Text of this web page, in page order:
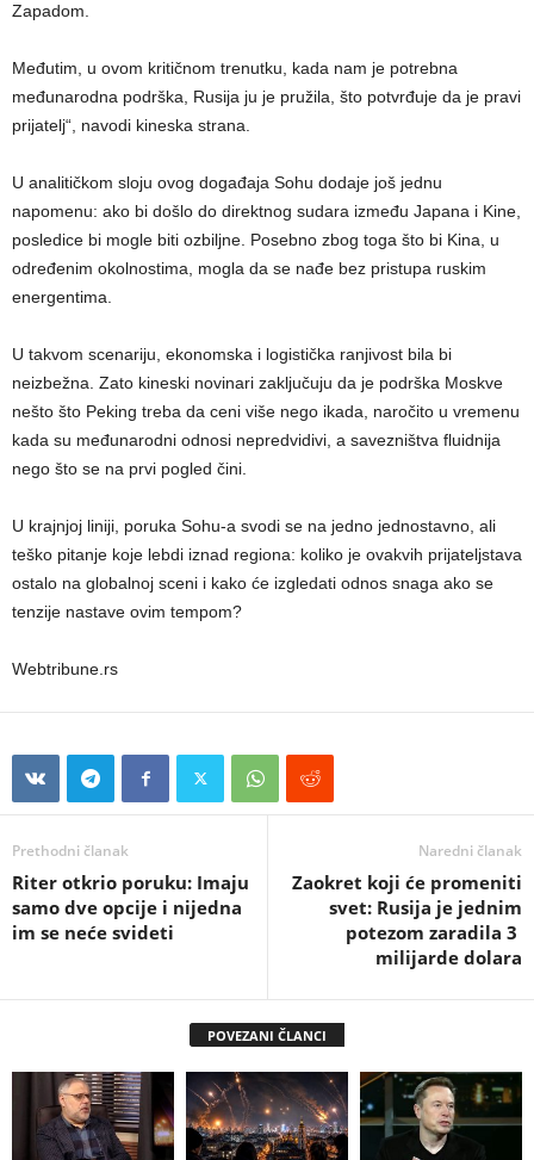
Zapadom.
Međutim, u ovom kritičnom trenutku, kada nam je potrebna
međunarodna podrška, Rusija ju je pružila, što potvrđuje da je pravi
prijatelj“, navodi kineska strana.
U analitičkom sloju ovog događaja Sohu dodaje još jednu
napomenu: ako bi došlo do direktnog sudara između Japana i Kine,
posledice bi mogle biti ozbiljne. Posebno zbog toga što bi Kina, u
određenim okolnostima, mogla da se nađe bez pristupa ruskim
energentima.
U takvom scenariju, ekonomska i logistička ranjivost bila bi
neizbežna. Zato kineski novinari zaključuju da je podrška Moskve
nešto što Peking treba da ceni više nego ikada, naročito u vremenu
kada su međunarodni odnosi nepredvidivi, a savezništva fluidnija
nego što se na prvi pogled čini.
U krajnjoj liniji, poruka Sohu-a svodi se na jedno jednostavno, ali
teško pitanje koje lebdi iznad regiona: koliko je ovakvih prijateljstava
ostalo na globalnoj sceni i kako će izgledati odnos snaga ako se
tenzije nastave ovim tempom?
Webtribune.rs
Prethodni članak
Riter otkrio poruku: Imaju
samo dve opcije i nijedna
im se neće svideti
Naredni članak
Zaokret koji će promeniti
svet: Rusija je jednim
potezom zaradila 3 ​​
milijarde dolara
POVEZANI ČLANCI